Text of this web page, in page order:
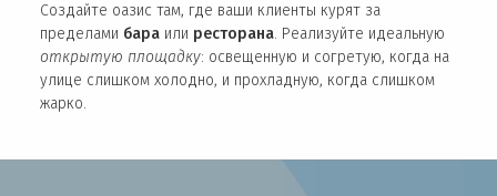
Создайте оазис там, где ваши клиенты курят за
пределами бараили ресторана. Реализуйте идеальную
открытую площадку: освещенную и согретую, когда на
улице слишком холодно, и прохладную, когда слишком
жарко.